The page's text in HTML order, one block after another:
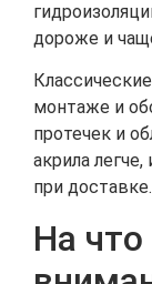
дороже и
монтаже и
протечек и
акрила
при доставке.
На что